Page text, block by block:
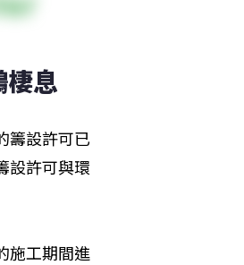
棲息
籌設許可已
設許可與環
施工期間進